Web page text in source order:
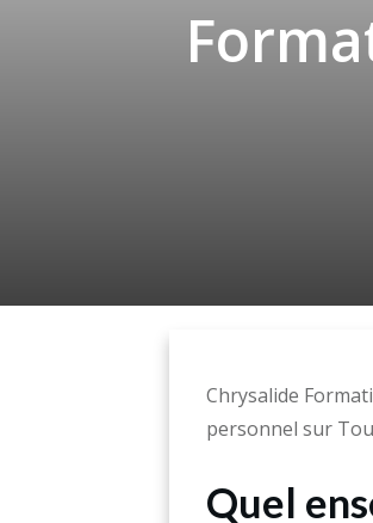
Chrysalide
personnel sur
Quel